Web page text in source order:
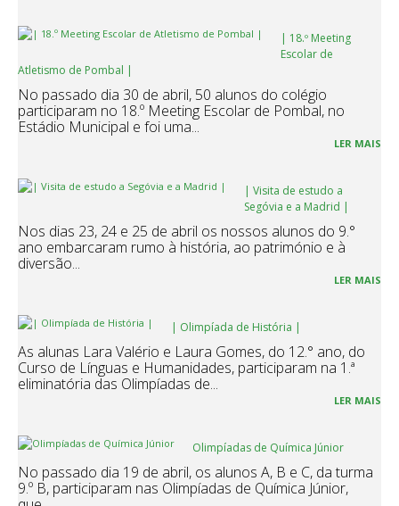
| 18.º Meeting
Escolar de
Atletismo de Pombal |
No passado dia 30 de abril, 50 alunos do colégio
participaram no 18.º Meeting Escolar de Pombal, no
Estádio Municipal e foi uma...
LER MAIS
| Visita de estudo a
Segóvia e a Madrid |
Nos dias 23, 24 e 25 de abril os nossos alunos do 9.°
ano embarcaram rumo à história, ao património e à
diversão...
LER MAIS
| Olimpíada de História |
As alunas Lara Valério e Laura Gomes, do 12.° ano, do
Curso de Línguas e Humanidades, participaram na 1.ª
eliminatória das Olimpíadas de...
LER MAIS
Olimpíadas de Química Júnior
No passado dia 19 de abril, os alunos A, B e C, da turma
9.º B, participaram nas Olimpíadas de Química Júnior,